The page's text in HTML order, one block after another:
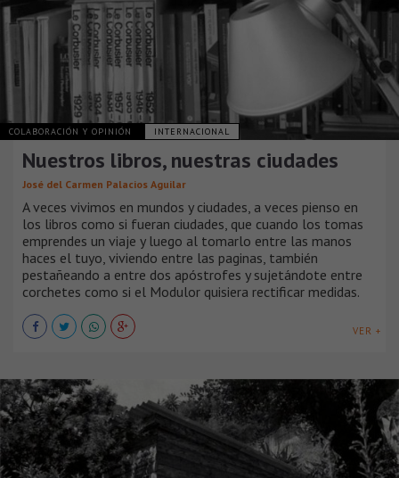
COLABORACIÓN Y OPINIÓN INTERNACIONAL
Nuestros libros, nuestras ciudades
José del Carmen Palacios Aguilar
A veces vivimos en mundos y ciudades, a veces pienso en
los libros como si fueran ciudades, que cuando los tomas
emprendes un viaje y luego al tomarlo entre las manos
haces el tuyo, viviendo entre las paginas, también
pestañeando a entre dos apóstrofes y sujetándote entre
corchetes como si el Modulor quisiera rectificar medidas.
VER +